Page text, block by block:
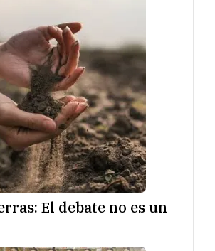
El debate no es un